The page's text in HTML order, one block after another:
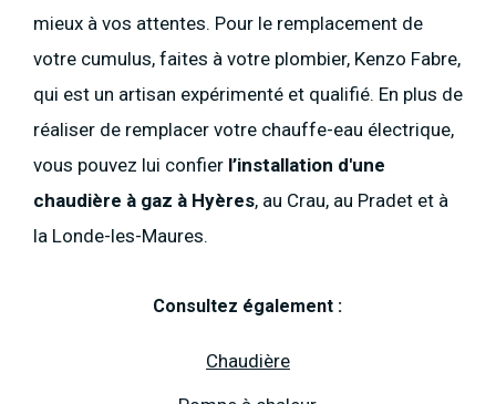
mieux à vos attentes. Pour le remplacement de
votre cumulus, faites à votre plombier, Kenzo Fabre,
qui est un artisan expérimenté et qualifié. En plus de
réaliser de remplacer votre chauffe-eau électrique,
vous pouvez lui confier l’installation d'une
chaudière à gaz à Hyères, au Crau, au Pradet et à
la Londe-les-Maures.
Consultez également :
Chaudière